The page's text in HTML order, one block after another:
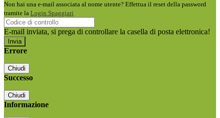
Non hai una e-mail associata al nome utente? Effettua il reset della password
tramite la Login Spaggiari
E-mail inviata, si prega di controllare la casella di posta elettronica!
Errore
Chiudi
Successo
Chiudi
Informazione